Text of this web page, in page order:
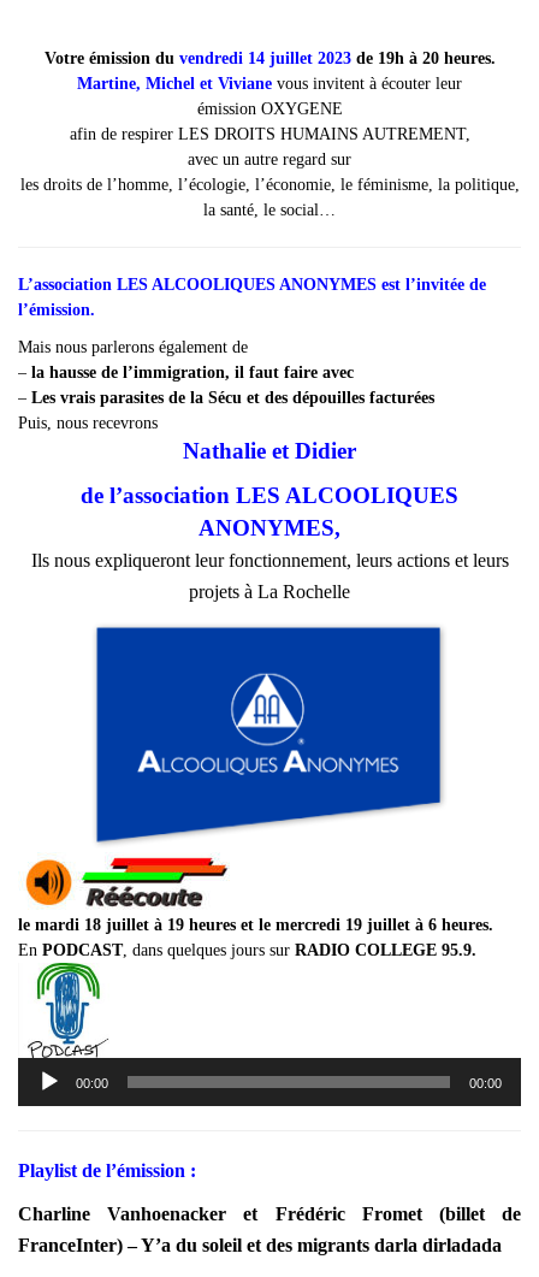
Votre émission duvendredi 14 juillet 2023de 19h à 20 heures.
Martine, Michel et Viviane vous invitent à écouter leur
émission OXYGENE
afin de respirer LES DROITS HUMAINS AUTREMENT,
avec un autre regard sur
les droits de l’homme, l’écologie, l’économie, le féminisme, la politique,
la santé, le social…
L’association LES ALCOOLIQUES ANONYMES est l’invitée de
l’émission.
Mais nous parlerons également de
– la hausse de l’immigration, il faut faire avec
– Les vrais parasites de la Sécu et des dépouilles facturées
Puis, nous recevrons
Nathalie et Didier
de l’association LES ALCOOLIQUES
ANONYMES,
Ils nous expliqueront leur fonctionnement, leurs actions et leurs
projets à La Rochelle
le mardi 18 juillet à 19 heures et le mercredi 19 juillet à 6 heures.
En PODCAST, dans quelques jours sur RADIO COLLEGE 95.9.
Lecteur
audio
00:00 00:00
Playlist de l’émission :
Charline Vanhoenacker et Frédéric Fromet (billet de
FranceInter) – Y’a du soleil et des migrants darla dirladada